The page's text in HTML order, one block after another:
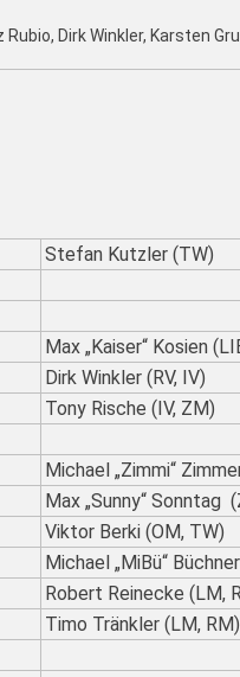
Dirk Winkler, Karsten
Stefan Kutzler (TW)
Max „Kaiser“ Kosien
Dirk Winkler (RV, IV)
Tony Rische (IV, ZM)
Michael „Zimmi“
Max „Sunny“ Sonntag
Viktor Berki (OM, TW)
Michael „MiBü“
Robert Reinecke (LM,
Timo Tränkler (LM, RM)